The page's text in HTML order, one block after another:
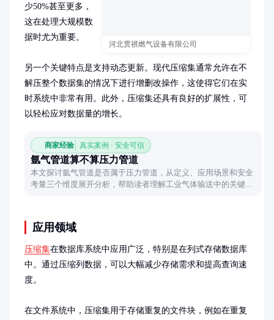
河北贯祺燃气设备有限公司
少50%甚至更多，
这在处理大规模数
据时尤为重要。
另一个关键特点是支持动态更新。现代压缩集通常允许在不
解压整个数据集的情况下进行增删改操作，这使得它们在实
时系统中非常有用。此外，压缩集还具有良好的扩展性，可
以轻松应对数据量的增长。
商家经验 真实案例 · 安全可信
氩气管道算不算压力管道
本文探讨氩气管道是否属于压力管道，从定义、应用场景和安全
考量三个维度展开分析，帮助读者理解工业气体输送中的关键分
应用领域
压缩集在数据库系统中应用广泛，特别是在列式存储数据库
中。通过压缩列数据，可以大幅减少存储需求和提高查询速
度。
在文件系统中，压缩集用于存储重复的文件块，例如在重复